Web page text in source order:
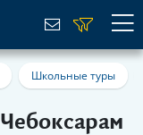
Школьные туры